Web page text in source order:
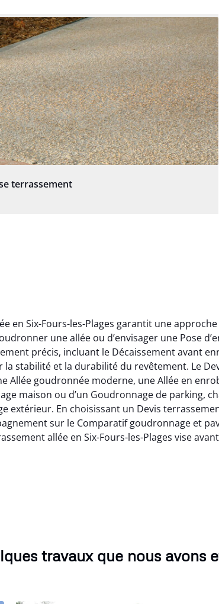
terrassement
en Six-Fours-les-Plages garantit une
une allée ou d’envisager une Pose
précis, incluant le Décaissement avant
stabilité et la durabilité du revêtement. Le
Allée goudronnée moderne, une Allée en
maison ou d’un Goudronnage de
extérieur. En choisissant un Devis
sur le Comparatif goudronnage et
allée en Six-Fours-les-Plages vise
travaux que nous avons